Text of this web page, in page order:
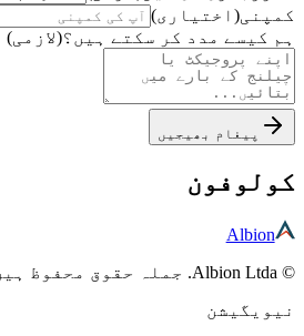
کمپنی( اختیاری)
ہم کیسے مدد کر سکتے ہیں؟(لازمی)
پیغام بھیجیں
کولوفون
Albion
© Albion Ltda. جملہ حقوق محفوظ ہیں۔
نیویگیشن